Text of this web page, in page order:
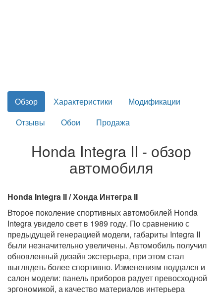
Обзор Характеристики
Модификации
Отзывы
Обои Продажа
Honda Integra II - обзор
автомобиля
Honda Integra II / Хонда Интегра II
Второе поколение спортивных автомобилей Honda
Integra увидело свет в 1989 году. По сравнению с
предыдущей генерацией модели, габариты Integra II
были незначительно увеличены. Автомобиль получил
обновленный дизайн экстерьера, при этом стал
выглядеть более спортивно. Изменениям поддался и
салон модели: панель приборов радует превосходной
эргономикой, а качество материалов интерьера